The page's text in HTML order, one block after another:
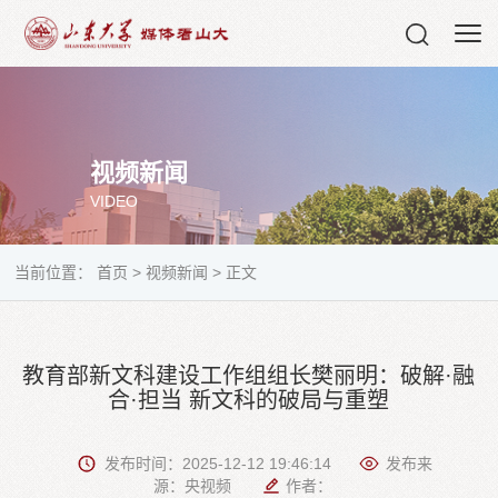
视频新闻
VIDEO
当前位置：首页 > 视频新闻 > 正文
教育部新文科建设工作组组长樊丽明：破解·融
合·担当 新文科的破局与重塑
发布时间：2025-12-12 19:46:14
发布来
源：央视频
作者：